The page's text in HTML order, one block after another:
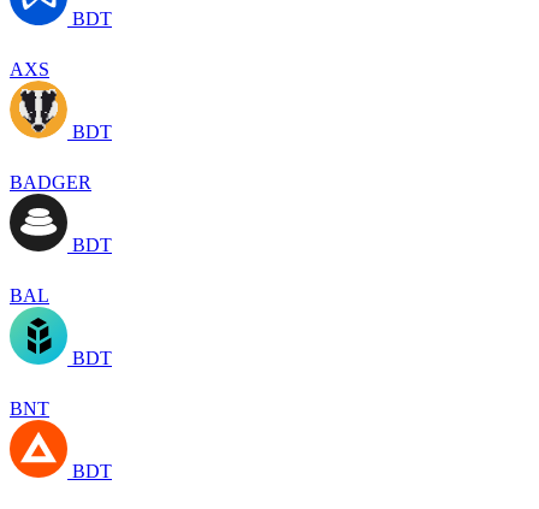
BDT
AXS
BDT
BADGER
BDT
BAL
BDT
BNT
BDT